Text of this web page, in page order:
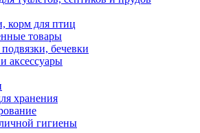
корм для птиц
товары
бечевки
аксессуары
хранения
гигиены